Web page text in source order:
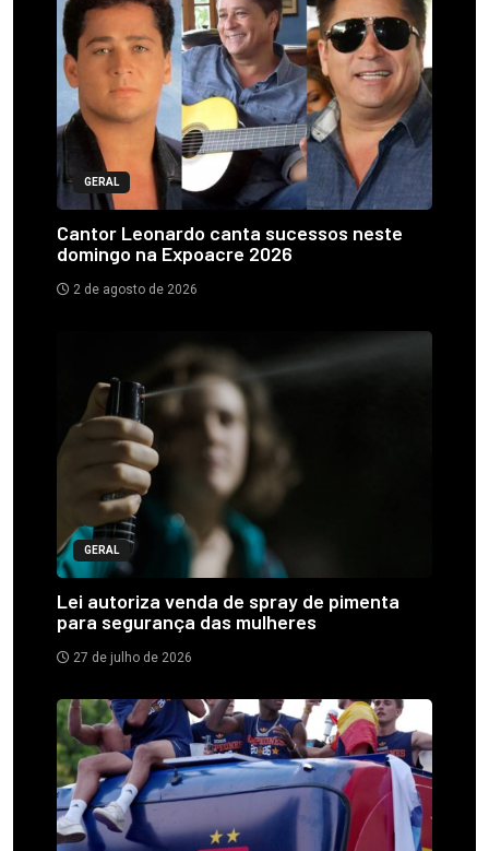
GERAL
Cantor Leonardo canta sucessos neste
domingo na Expoacre 2026
2 de agosto de 2026
GERAL
Lei autoriza venda de spray de pimenta
para segurança das mulheres
27 de julho de 2026